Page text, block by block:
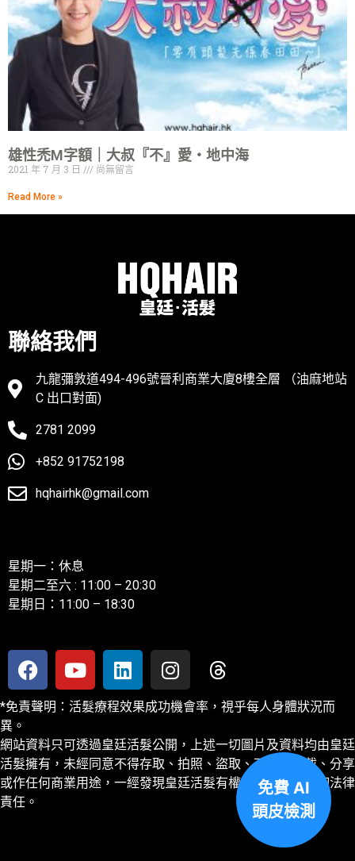
雄性禿M字額｜大叔『不』愛・地中海
2021 年 7 月 3 日 尚無留言
Read More »
聯絡我們
九龍彌敦道494-496號晉利商業大廈8樓全層 （油麻地站
C 出口對面)
2781 2099
+852 91752198
hqhairhk@gmail.com
星期一：休息
星期二至六 : 11:00 – 20:30
星期日：11:00 – 18:30
*免責聲明：活髮療程效果成功機會率，視乎每人身體狀況而
異。
網站資料只可透過皇廷活髮公開，上述一切圖片及資料均由皇廷
活髮擁有，未經同意不得存取、拍照、盜取、下載、轉載、分享
或作任何商業用途，一經發現皇廷活髮有權追討及保留一切法律
責任。
免費 AI
頭皮檢測